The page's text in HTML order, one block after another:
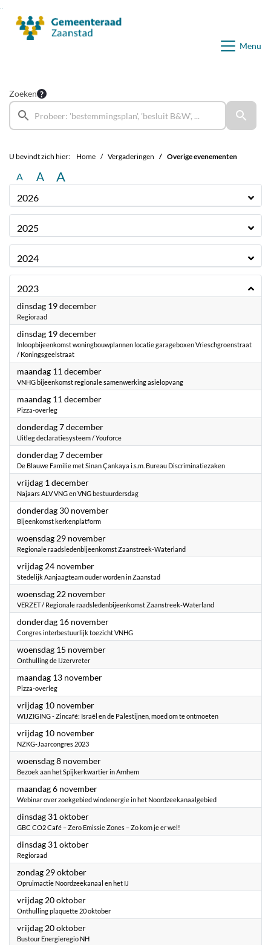
Menu
Zoeken
U bevindt zich hier: Home Vergaderingen Overige evenementen
A A A
2026
2025
2024
2023
dinsdag 19 december2023
Regioraad
dinsdag 19 december2023
Inloopbijeenkomst woningbouwplannen locatie garageboxen Vrieschgroenstraat
/ Koningsgeelstraat
maandag 11 december2023
VNHG bijeenkomst regionale samenwerking asielopvang
maandag 11 december2023
Pizza-overleg
donderdag 7 december2023
Uitleg declaratiesysteem / Youforce
donderdag 7 december2023
De Blauwe Familie met Sinan Çankaya i.s.m. Bureau Discriminatiezaken
vrijdag 1 december2023
Najaars ALV VNG en VNG bestuurdersdag
donderdag 30 november2023
Bijeenkomst kerkenplatform
woensdag 29 november2023
Regionale raadsledenbijeenkomst Zaanstreek-Waterland
vrijdag 24 november2023
Stedelijk Aanjaagteam ouder worden in Zaanstad
woensdag 22 november2023
VERZET / Regionale raadsledenbijeenkomst Zaanstreek-Waterland
donderdag 16 november2023
Congres interbestuurlijk toezicht VNHG
woensdag 15 november2023
Onthulling de IJzervreter
maandag 13 november2023
Pizza-overleg
vrijdag 10 november2023
WIJZIGING - Zincafé: Israël en de Palestijnen, moed om te ontmoeten
vrijdag 10 november2023
NZKG-Jaarcongres 2023
woensdag 8 november2023
Bezoek aan het Spijkerkwartier in Arnhem
maandag 6 november2023
Webinar over zoekgebied windenergie in het Noordzeekanaalgebied
dinsdag 31 oktober2023
GBC CO2 Café – Zero Emissie Zones – Zo kom je er wel!
dinsdag 31 oktober2023
Regioraad
zondag 29 oktober2023
Opruimactie Noordzeekanaal en het IJ
vrijdag 20 oktober2023
Onthulling plaquette 20 oktober
vrijdag 20 oktober2023
Bustour Energieregio NH